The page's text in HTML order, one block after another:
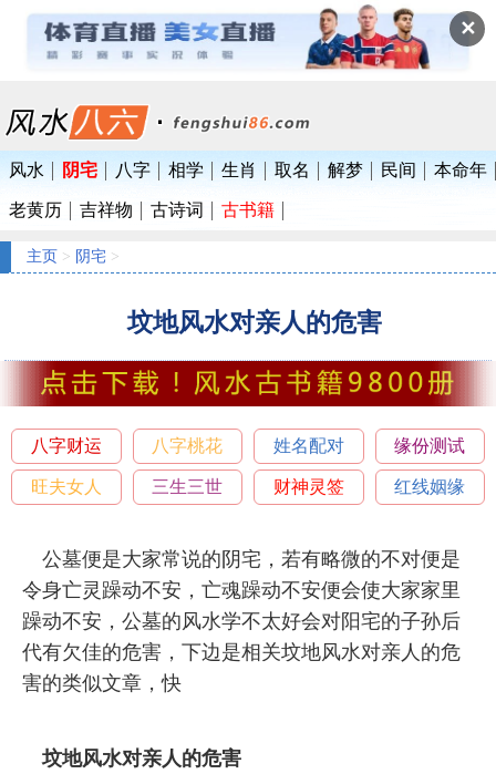
✕
风水 阴宅 八字 相学 生肖 取名 解梦 民间 本命年
老黄历 吉祥物 古诗词 古书籍
主页 > 阴宅 >
坟地风水对亲人的危害
八字财运 八字桃花 姓名配对 缘份测试
旺夫女人 三生三世 财神灵签 红线姻缘
公墓便是大家常说的阴宅，若有略微的不对便是
令身亡灵躁动不安，亡魂躁动不安便会使大家家里
躁动不安，公墓的风水学不太好会对阳宅的子孙后
代有欠佳的危害，下边是相关坟地风水对亲人的危
害的类似文章，快
坟地风水对亲人的危害